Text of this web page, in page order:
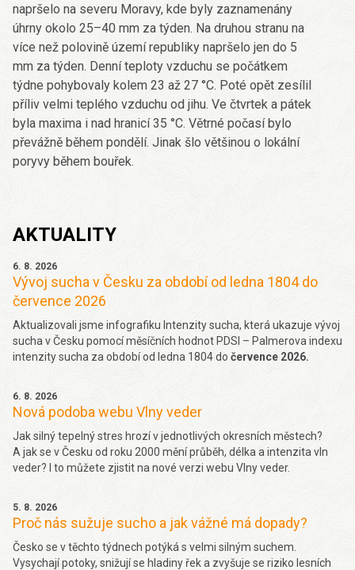
napršelo na severu Moravy, kde byly zaznamenány
úhrny okolo 25–40 mm za týden. Na druhou stranu na
více než polovině území republiky napršelo jen do 5
mm za týden. Denní teploty vzduchu se počátkem
týdne pohybovaly kolem 23 až 27 °C. Poté opět zesílil
příliv velmi teplého vzduchu od jihu. Ve čtvrtek a pátek
byla maxima i nad hranicí 35 °C. Větrné počasí bylo
převážně během pondělí. Jinak šlo většinou o lokální
poryvy během bouřek.
AKTUALITY
6. 8. 2026
Vývoj sucha v Česku za období od ledna 1804 do
července 2026
Aktualizovali jsme infografiku Intenzity sucha, která ukazuje vývoj
sucha v Česku pomocí měsíčních hodnot PDSI – Palmerova indexu
intenzity sucha za období od ledna 1804 do července 2026.
6. 8. 2026
Nová podoba webu Vlny veder
Jak silný tepelný stres hrozí v jednotlivých okresních městech?
A jak se v Česku od roku 2000 mění průběh, délka a intenzita vln
veder? I to můžete zjistit na nové verzi webu Vlny veder.
5. 8. 2026
Proč nás sužuje sucho a jak vážné má dopady?
Česko se v těchto týdnech potýká s velmi silným suchem.
Vysychají potoky, snižují se hladiny řek a zvyšuje se riziko lesních